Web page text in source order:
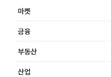
마켓
금융
부동산
산업